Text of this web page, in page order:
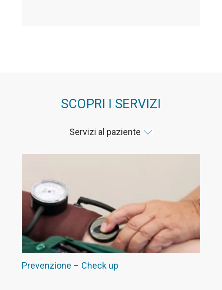
SCOPRI I SERVIZI
Servizi al paziente
Prevenzione – Check up